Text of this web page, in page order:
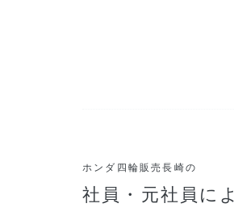
ホンダ四輪販売長崎の
社員・元社員に